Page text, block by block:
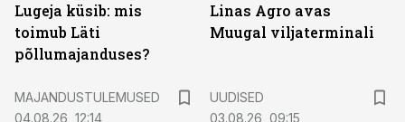
Lugeja küsib: mis
toimub Läti
põllumajanduses?
Linas Agro avas
Muugal viljaterminali
MAJANDUSTULEMUSED
04.08.26, 12:14
UUDISED
03.08.26, 09:15